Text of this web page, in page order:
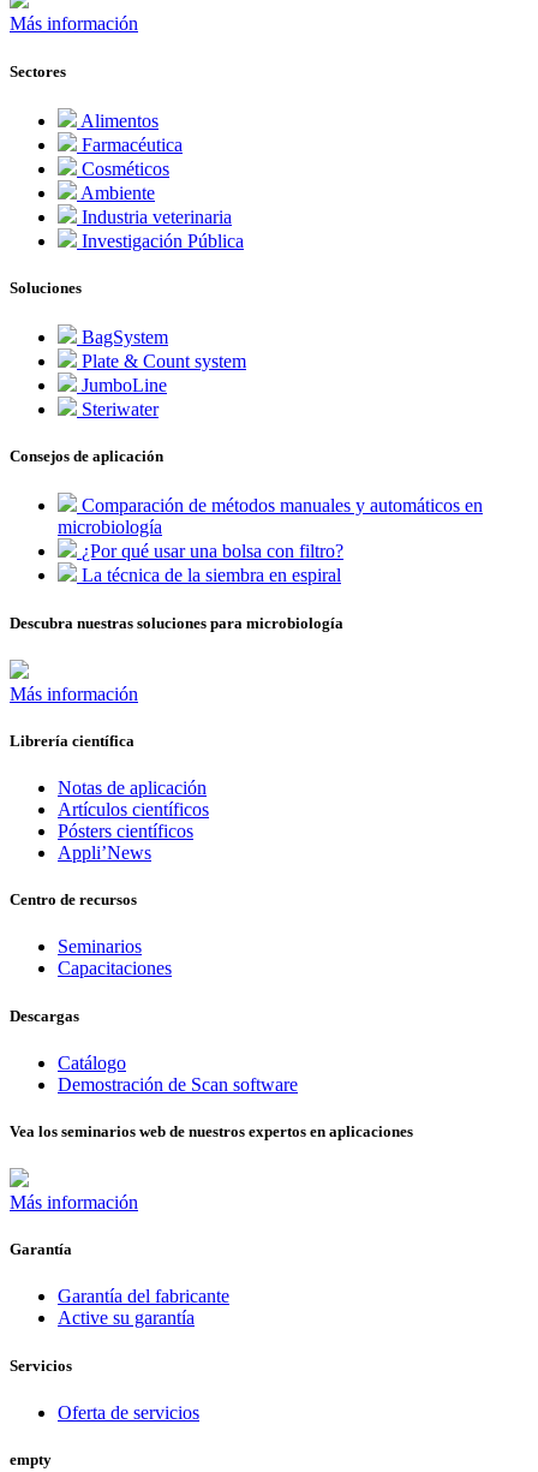
Más información
Sectores
Alimentos
Farmacéutica
Cosméticos
Ambiente
Industria veterinaria
Investigación Pública
Soluciones
BagSystem
Plate & Count system
JumboLine
Steriwater
Consejos de aplicación
Comparación de métodos manuales y automáticos en
microbiología
¿Por qué usar una bolsa con filtro?
La técnica de la siembra en espiral
Descubra nuestras soluciones para microbiología
Más información
Librería científica
Notas de aplicación
Artículos científicos
Pósters científicos
Appli’News
Centro de recursos
Seminarios
Capacitaciones
Descargas
Catálogo
Demostración de Scan software
Vea los seminarios web de nuestros expertos en aplicaciones
Más información
Garantía
Garantía del fabricante
Active su garantía
Servicios
Oferta de servicios
empty